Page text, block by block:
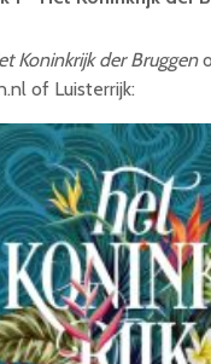
Koninkrijk der Bruggen
of Luisterrijk: